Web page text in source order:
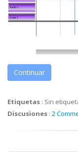
Continuar
Etiquetas : Sin
Discusiones : 2